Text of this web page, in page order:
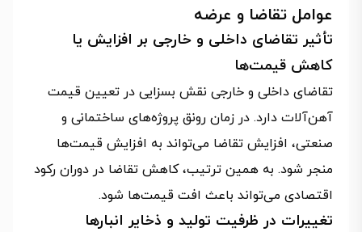
عوامل تقاضا و عرضه
تأثیر تقاضای داخلی و خارجی بر افزایش یا
کاهش قیمت‌ها
تقاضای داخلی و خارجی نقش بسزایی در تعیین قیمت
آهن‌آلات دارد. در زمان رونق پروژه‌های ساختمانی و
صنعتی، افزایش تقاضا می‌تواند به افزایش قیمت‌ها
منجر شود. به همین ترتیب، کاهش تقاضا در دوران رکود
اقتصادی می‌تواند باعث افت قیمت‌ها شود.
تغییرات در ظرفیت تولید و ذخایر انبارها